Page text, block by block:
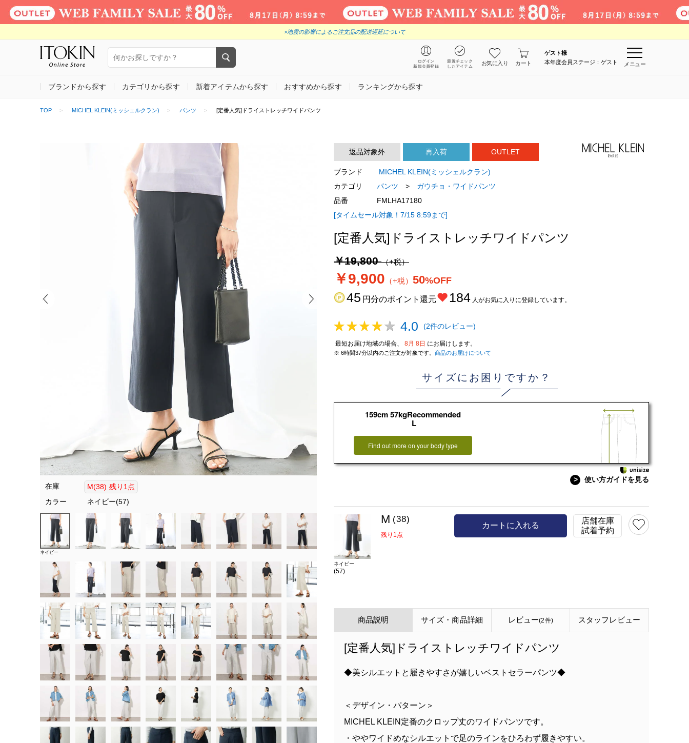
>地震の影響によるご注文品の配送遅延について
ログイン
新規会員登録
最近チェック
したアイテム
お気に入り カート
ゲスト様
本年度会員ステージ：ゲスト
メニュー
ブランドから探す カテゴリから探す 新着アイテムから探す おすすめから探す ランキングから探す
TOP MICHEL KLEIN(ミッシェルクラン) パンツ [定番人気]ドライストレッチワイドパンツ
在庫 M(38) 残り1点
カラー
ネイビー(57)
ネイビー
返品対象外 再入荷 OUTLET
ブランド
MICHEL KLEIN(ミッシェルクラン)
カテゴリ
パンツ >
ガウチョ・ワイドパンツ
品番
FMLHA17180
[タイムセール対象！7/15 8:59まで]
[定番人気]ドライストレッチワイドパンツ
￥19,800（+税）
￥9,900 （+税） 50%OFF
45 円分のポイント還元 184 人がお気に入りに登録しています。
4.0 (2件のレビュー)
最短お届け地域の場合、 8月 8日 にお届けします。
※ 6時間37分以内のご注文が対象です。 商品のお届けについて
サイズにお困りですか？
159cm 57kgRecommended
L
Find out more on your body type
> 使い方ガイドを見る
ネイビー
(57)
M (38)
残り1点
カートに入れる
店舗在庫
試着予約
商品説明 サイズ・商品詳細 レビュー(2件) スタッフ レビュー
[定番人気]ドライストレッチワイドパンツ
◆美シルエットと履きやすさが嬉しいベストセラーパンツ◆
＜デザイン・パターン＞
MICHEL KLEIN定番のクロップ丈のワイドパンツです。
・ややワイドめなシルエットで足のラインをひろわず履きやすい。